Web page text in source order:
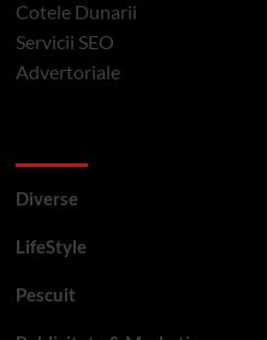
Cotele Dunarii
Servicii SEO
Advertoriale
Diverse
LifeStyle
Pescuit